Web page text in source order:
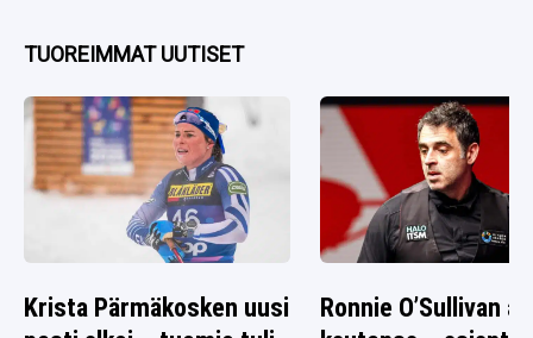
TUOREIMMAT UUTISET
Krista Pärmäkosken uusi
Ronnie O’Sullivan